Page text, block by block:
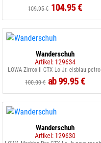
109.95 € 104.95 €
Wanderschuh
Artikel: 129634
LOWA Zirrox II GTX Lo Jr. eisblau petrol
100.00 € ab 99.95 €
Wanderschuh
Artikel: 129630